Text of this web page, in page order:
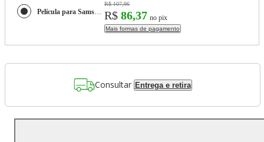
Película para Samsung Galaxy Tab S9 Plus - Hydrogel HD - Gshield
R$ 107,96
R$ 86,37 no pix
Mais formas de pagamento
Consultar Entrega e retira